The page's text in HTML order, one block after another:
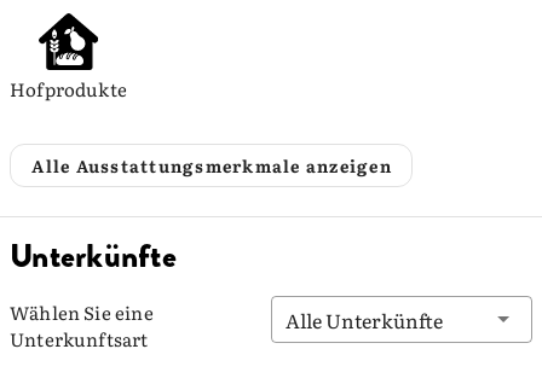
Hofprodukte
Alle Ausstattungsmerkmale anzeigen
Unterkünfte
Wählen Sie eine
Unterkunftsart
Alle Unterkünfte